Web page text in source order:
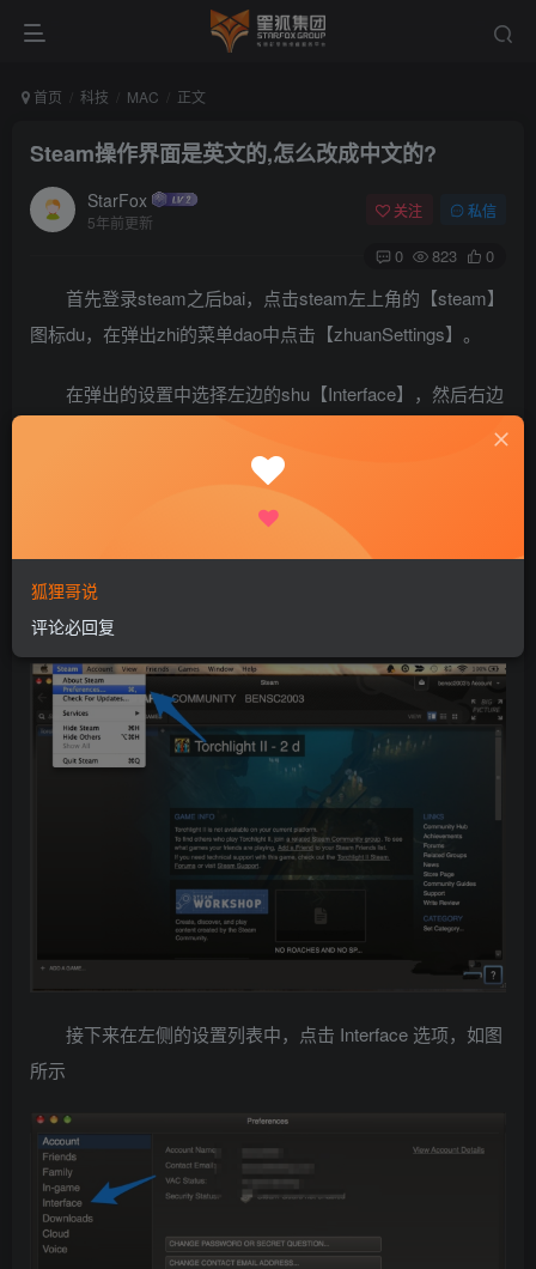
首页 科技 MAC 正文
Steam操作界面是英文的,怎么改成中文的?
StarFox
5年前更新
关注 私信
0 823 0
首先登录steam之后bai，点击steam左上角的【steam】
图标du，在弹出zhi的菜单dao中点击【zhuanSettings】。
在弹出的设置中选择左边的shu【Interface】，然后右边
设置后提示重启steam，重启之后再进入就是中文界面
在 Steam 的菜单中选项中，点击打开 Preferences 选
项，如图所示
接下来在左侧的设置列表中，点击 Interface 选项，如图
所示
狐狸哥说
评论必回复